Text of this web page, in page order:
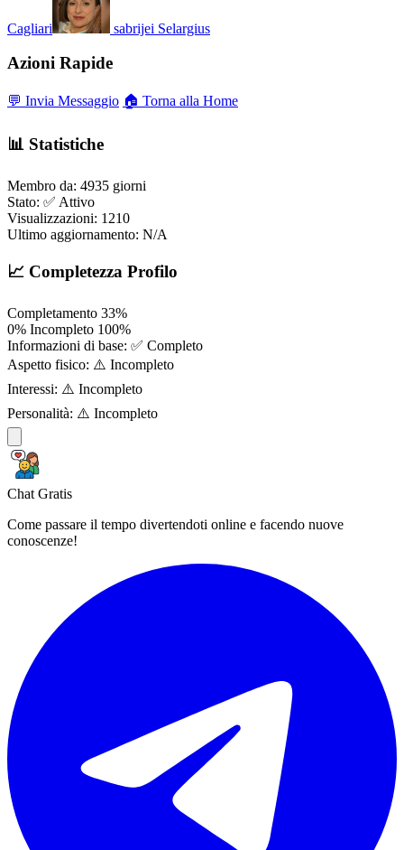
Cagliari sabrijei Selargius
Azioni Rapide
💬 Invia Messaggio 🏠 Torna alla Home
📊 Statistiche
Membro da: 4935 giorni
Stato: ✅ Attivo
Visualizzazioni: 1210
Ultimo aggiornamento: N/A
📈 Completezza Profilo
Completamento 33%
0% Incompleto 100%
Informazioni di base: ✅ Completo
Aspetto fisico: ⚠️ Incompleto
Interessi: ⚠️ Incompleto
Personalità: ⚠️ Incompleto
Chat Gratis
Come passare il tempo divertendoti online e facendo nuove
conoscenze!